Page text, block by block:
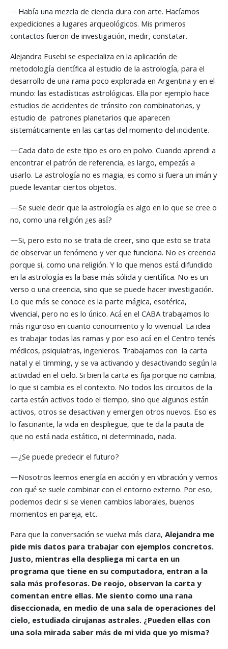
—Había una mezcla de ciencia dura con arte. Hacíamos
expediciones a lugares arqueológicos. Mis primeros
contactos fueron de investigación, medir, constatar.
Alejandra Eusebi se especializa en la aplicación de
metodología científica al estudio de la astrología, para el
desarrollo de una rama poco explorada en Argentina y en el
mundo: las estadísticas astrológicas. Ella por ejemplo hace
estudios de accidentes de tránsito con combinatorias, y
estudio de patrones planetarios que aparecen
sistemáticamente en las cartas del momento del incidente.
—Cada dato de este tipo es oro en polvo. Cuando aprendi a
encontrar el patrón de referencia, es largo, empezás a
usarlo. La astrología no es magia, es como si fuera un imán y
puede levantar ciertos objetos.
—Se suele decir que la astrología es algo en lo que se cree o
no, como una religión ¿es así?
—Si, pero esto no se trata de creer, sino que esto se trata
de observar un fenómeno y ver que funciona. No es creencia
porque si, como una religión. Y lo que menos está difundido
en la astrología es la base más sólida y científica. No es un
verso o una creencia, sino que se puede hacer investigación.
Lo que más se conoce es la parte mágica, esotérica,
vivencial, pero no es lo único. Acá en el CABA trabajamos lo
más riguroso en cuanto conocimiento y lo vivencial. La idea
es trabajar todas las ramas y por eso acá en el Centro tenés
médicos, psiquiatras, ingenieros. Trabajamos con la carta
natal y el timming, y se va activando y desactivando según la
actividad en el cielo. Si bien la carta es fija porque no cambia,
lo que si cambia es el contexto. No todos los circuitos de la
carta están activos todo el tiempo, sino que algunos están
activos, otros se desactivan y emergen otros nuevos. Eso es
lo fascinante, la vida en despliegue, que te da la pauta de
que no está nada estático, ni determinado, nada.
—¿Se puede predecir el futuro?
—Nosotros leemos energía en acción y en vibración y vemos
con qué se suele combinar con el entorno externo. Por eso,
podemos decir si se vienen cambios laborales, buenos
momentos en pareja, etc.
Para que la conversación se vuelva más clara,Alejandra me
pide mis datos para trabajar con ejemplos concretos.
Justo, mientras ella despliega mi carta en un
programa que tiene en su computadora, entran a la
sala más profesoras. De reojo, observan la carta y
comentan entre ellas. Me siento como una rana
diseccionada, en medio de una sala de operaciones del
cielo, estudiada cirujanas astrales. ¿Pueden ellas con
una sola mirada saber más de mi vida que yo misma?